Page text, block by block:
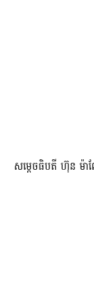
សម្តេចធិបតី ហ៊ុន ម៉ា